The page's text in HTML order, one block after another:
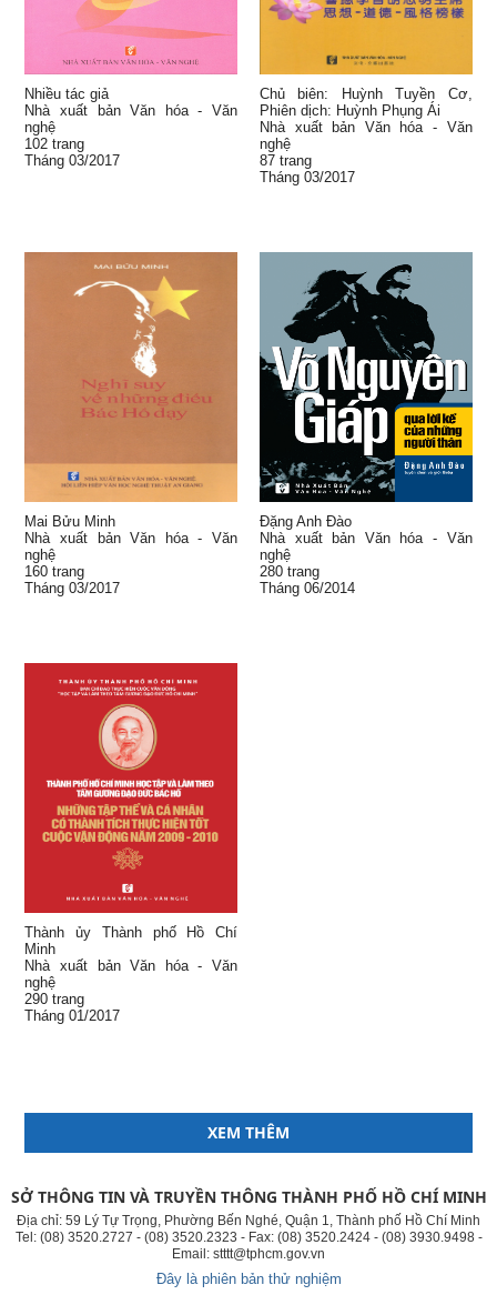
Nhiều tác giả
Nhà xuất bản Văn hóa - Văn
nghệ
102 trang
Tháng 03/2017
Chủ biên: Huỳnh Tuyền Cơ,
Phiên dịch: Huỳnh Phụng Ái
Nhà xuất bản Văn hóa - Văn
nghệ
87 trang
Tháng 03/2017
Mai Bửu Minh
Nhà xuất bản Văn hóa - Văn
nghệ
160 trang
Tháng 03/2017
Đặng Anh Đào
Nhà xuất bản Văn hóa - Văn
nghệ
280 trang
Tháng 06/2014
Thành ủy Thành phố Hồ Chí
Minh
Nhà xuất bản Văn hóa - Văn
nghệ
290 trang
Tháng 01/2017
XEM THÊM
SỞ THÔNG TIN VÀ TRUYỀN THÔNG THÀNH PHỐ HỒ CHÍ MINH
Địa chỉ: 59 Lý Tự Trọng, Phường Bến Nghé, Quận 1, Thành phố Hồ Chí Minh
Tel: (08) 3520.2727 - (08) 3520.2323 - Fax: (08) 3520.2424 - (08) 3930.9498 -
Email: stttt@tphcm.gov.vn
Đây là phiên bản thử nghiệm